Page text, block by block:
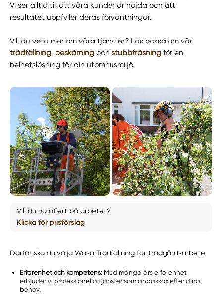
Vi ser alltid till att våra kunder är nöjda och att
resultatet uppfyller deras förväntningar.
Vill du veta mer om våra tjänster? Läs också om vår
trädfällning, beskärning ochstubbfräsning för en
helhetslösning för din utomhusmiljö.
Vill du ha offert på arbetet?
Klicka för prisförslag
Därför ska du välja Wasa Trädfällning för trädgårdsarbete
Erfarenhet och kompetens: Med många års erfarenhet
erbjuder vi professionella tjänster som anpassas efter dina
behov.